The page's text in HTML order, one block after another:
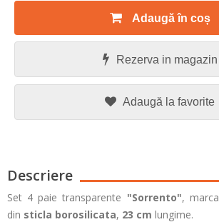
Adaugă în coș
Rezerva in magazin
Adaugă la favorite
Descriere
Set 4 paie transparente "Sorrento", marca
din sticla borosilicata, 23 cm lungime.